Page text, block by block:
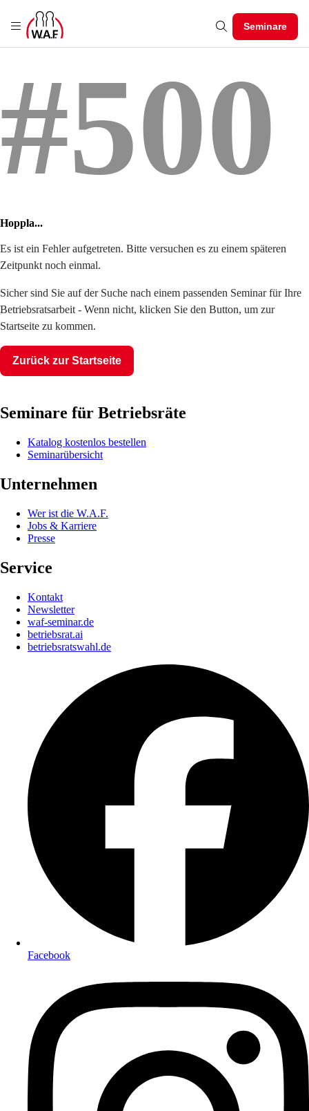
Seminare
#500
Hoppla...
Es ist ein Fehler aufgetreten. Bitte versuchen es zu einem späteren
Zeitpunkt noch einmal.
Sicher sind Sie auf der Suche nach einem passenden Seminar für Ihre
Betriebsratsarbeit - Wenn nicht, klicken Sie den Button, um zur
Startseite zu kommen.
Zurück zur Startseite
Seminare für Betriebsräte
Katalog kostenlos bestellen
Seminarübersicht
Unternehmen
Wer ist die W.A.F.
Jobs & Karriere
Presse
Service
Kontakt
Newsletter
waf-seminar.de
betriebsrat.ai
betriebsratswahl.de
Facebook